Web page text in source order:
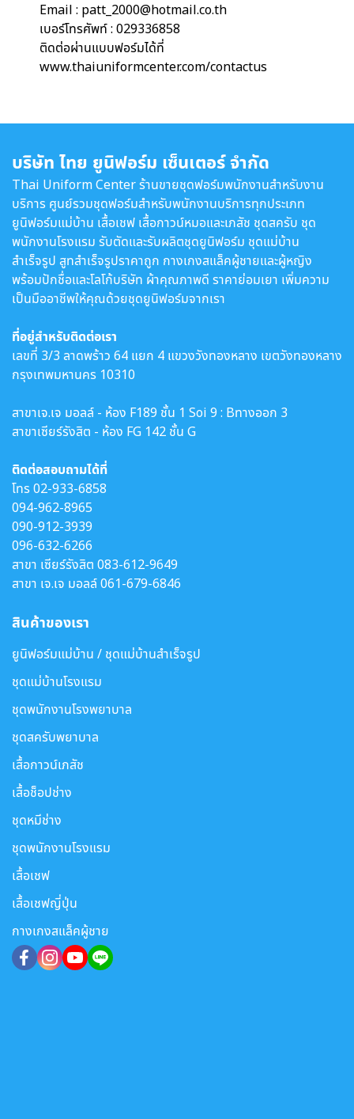
Email : patt_2000@hotmail.co.th
เบอร์โทรศัพท์ : 029336858
ติดต่อผ่านแบบฟอร์มได้ที่
www.thaiuniformcenter.com/contactus
บริษัท ไทย ยูนิฟอร์ม เซ็นเตอร์ จำกัด
Thai Uniform Center ร้านขายชุดฟอร์มพนักงานสำหรับงาน
บริการ ศูนย์รวมชุดฟอร์มสำหรับพนักงานบริการทุกประเภท
ยูนิฟอร์มแม่บ้าน เสื้อเชฟ เสื้อกาวน์หมอและเภสัช ชุดสครับ ชุด
พนักงานโรงแรม รับตัดและรับผลิตชุดยูนิฟอร์ม ชุดแม่บ้าน
สำเร็จรูป สูทสำเร็จรูปราคาถูก กางเกงสแล็คผู้ชายและผู้หญิง
พร้อมปักชื่อและโลโก้บริษัท ผ้าคุณภาพดี ราคาย่อมเยา เพิ่มความ
เป็นมืออาชีพให้คุณด้วยชุดยูนิฟอร์มจากเรา
ที่อยู่สำหรับติดต่อเรา
เลขที่ 3/3 ลาดพร้าว 64 แยก 4 แขวงวังทองหลาง เขตวังทองหลาง
กรุงเทพมหานคร 10310
สาขาเจ.เจ มอลล์ - ห้อง F189 ชั้น 1 Soi 9 : Bทางออก 3
สาขาเซียร์รังสิต - ห้อง FG 142 ชั้น G
ติดต่อสอบถามได้ที่
โทร02-933-6858
094-962-8965
090-912-3939
096-632-6266
สาขา เซียร์รังสิต 083-612-9649
สาขา เจ.เจ มอลล์061-679-6846
สินค้าของเรา
ยูนิฟอร์มแม่บ้าน / ชุดแม่บ้านสำเร็จรูป
ชุดแม่บ้านโรงแรม
ชุดพนักงานโรงพยาบาล
ชุดสครับพยาบาล
เสื้อกาวน์เภสัช
เสื้อช็อปช่าง
ชุดหมีช่าง
ชุดพนักงานโรงแรม
เสื้อเชฟ
เสื้อเชฟญี่ปุ่น
กางเกงสแล็คผู้ชาย